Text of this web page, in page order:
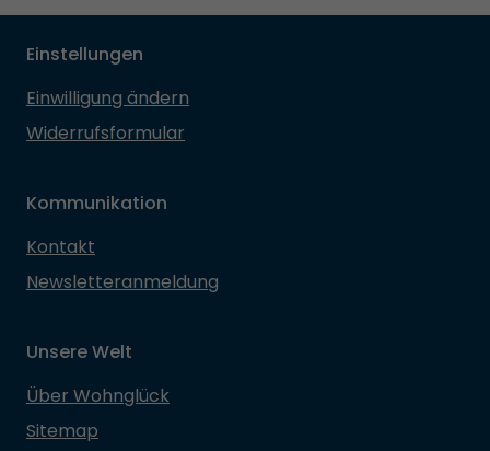
Einstellungen
Einwilligung ändern
Widerrufsformular
Kommunikation
Kontakt
Newsletteranmeldung
Unsere Welt
Über Wohnglück
Sitemap